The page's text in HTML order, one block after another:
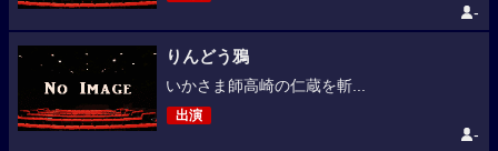
-
りんどう鴉
いかさま師高崎の仁蔵を斬...
出演
-